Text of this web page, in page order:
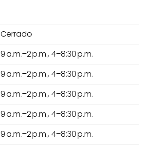
Cerrado
9 a.m.–2 p.m., 4–8:30 p.m.
9 a.m.–2 p.m., 4–8:30 p.m.
9 a.m.–2 p.m., 4–8:30 p.m.
9 a.m.–2 p.m., 4–8:30 p.m.
9 a.m.–2 p.m., 4–8:30 p.m.